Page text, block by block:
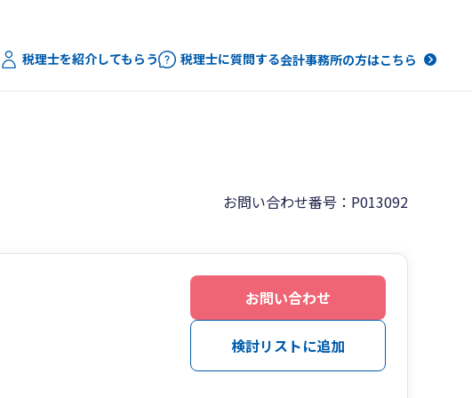
税理士を紹介してもらう 税理士に質問する会計事務所の方はこちら
お問い合わせ番号：P013092
お問い合わせ
検討リストに追加